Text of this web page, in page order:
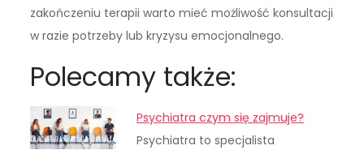
zakończeniu terapii warto mieć możliwość konsultacji
w razie potrzeby lub kryzysu emocjonalnego.
Polecamy także:
Psychiatra czym się zajmuje?
Psychiatra to specjalista